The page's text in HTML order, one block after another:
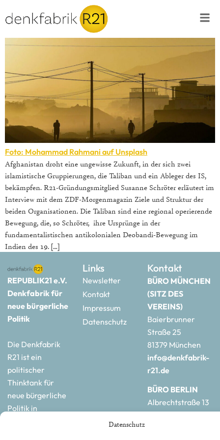
Datenschutz
Foto: Mohammad Rahmani auf Unsplash
Afghanistan droht eine ungewisse Zukunft, in der sich zwei
islamistische Gruppierungen, die Taliban und ein Ableger des IS,
bekämpfen. R21-Gründungsmitglied Susanne Schröter erläutert im
Interview mit dem ZDF-Morgenmagazin Ziele und Struktur der
beiden Organisationen. Die Taliban sind eine regional operierende
Bewegung, die, so Schröter, ihre Ursprünge in der
fundamentalistischen antikolonialen Deobandi-Bewegung im
Indien des 19. […]
REPUBLIK21 e.V.
Denkfabrik für
neue bürgerliche
Politik
Die Denkfabrik
R21 ist ein
politischer
Thinktank für
neue bürgerliche
Politik in
Links
Newsletter
Kontakt
Impressum
Datenschutz
Kontakt
BÜRO MÜNCHEN
(SITZ DES
VEREINS)
Baierbrunner
Straße 25
81379 München
info@denkfabrik-
r21.de
BÜRO BERLIN
Albrechtstraße 13